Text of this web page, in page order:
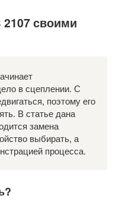
своими
в сцеплении. С
поэтому его
В статье дана
замена
выбирать, а
процесса.